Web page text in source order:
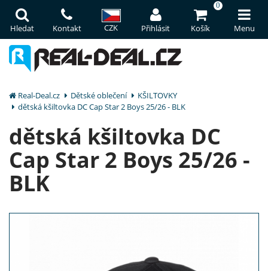
Hledat Kontakt CZK Přihlásit
0
Košík Menu
Real-Deal.cz Dětské oblečení
KŠILTOVKY
dětská kšiltovka DC Cap Star 2 Boys 25/26 - BLK
dětská kšiltovka DC
Cap Star 2 Boys 25/26 -
BLK